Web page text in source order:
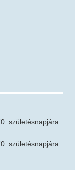
születésnapjára
születésnapjára